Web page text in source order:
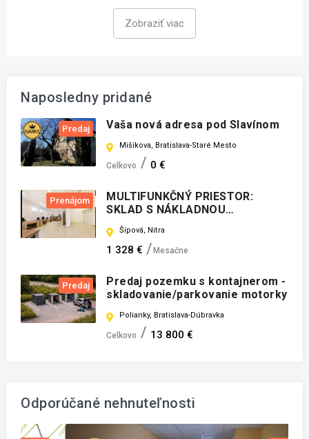
Zobraziť viac
Naposledny pridané
Predaj Vaša nová adresa pod Slavínom
Mišíkova, Bratislava-Staré Mesto
Celkovo 0 €
Prenájom
MULTIFUNKČNÝ PRIESTOR:
SKLAD S NÁKLADNOU
+KANCELÁRIE
Šípová, Nitra
1 328 € Mesačne
Predaj
Predaj pozemku s kontajnerom -
skladovanie/parkovanie motorky
Polianky, Bratislava-Dúbravka
Celkovo 13 800 €
Odporúčané nehnuteľnosti